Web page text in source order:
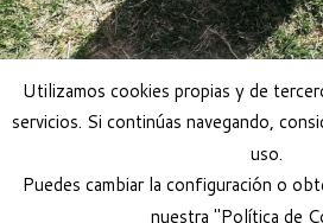
Adoptar perro
Utilizamos cookies propias y de
servicios. Si continúas navegando,
uso.
Puedes cambiar la configuración o
nuestra "Política de